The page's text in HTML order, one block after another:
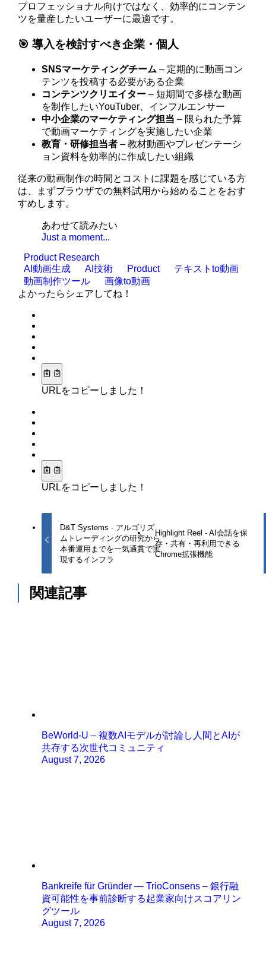
プロフェッショナル向けではなく、効率的にコンテン
ツを量産したいユーザーに最適です。
🎯 導入を検討すべき企業・個人
SNSマーケティングチーム – 定期的に動画コン
テンツを投稿する必要がある企業
コンテンツクリエイター – 短期間で多様な動画
を制作したいYouTuber、インフルエンサー
中小企業のマーケティング担当 – 限られた予算
で動画マーケティングを実施したい企業
教育・研修担当者 – 教材動画やプレゼンテーシ
ョン資料を効率的に作成したい組織
従来の動画制作の時間とコストに課題を感じている方
は、まずブラウザでの無料試用から始めることをおす
すめします。
あわせて読みたい
Just a moment...
Product Research
AI動画生成
AI技術 Product
テキストto動画
動画制作ツール
画像to動画
よかったらシェアしてね！
URLをコピーしました！
URLをコピーしました！
D&T Systems - アルゴリズ
ムトレーディングの研究から
本番運用までを一気通貫で実
現するインフラ
Highlight Reel - AI会話を保
存・共有・再利用できる
Chrome拡張機能
関連記事
BeWorld-U – 複数AIモデルが討論し人間とAIが
共存する次世代コミュニティ
August 7, 2026
Bankreife für Gründer — TrioConsens – 銀行融
資可能性を事前診断する起業家向けスコアリン
グツール
August 7, 2026